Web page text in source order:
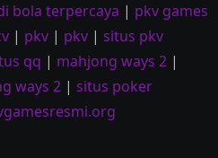
bola terpercaya | pkv games
| pkv| pkv| situs pkv
qq | mahjong ways 2|
ways 2| situs poker